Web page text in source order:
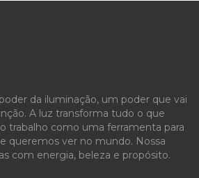
da iluminação, um poder que vai
A luz transforma tudo o que
trabalho como uma ferramenta para
queremos ver no mundo. Nossa
com energia, beleza e propósito.